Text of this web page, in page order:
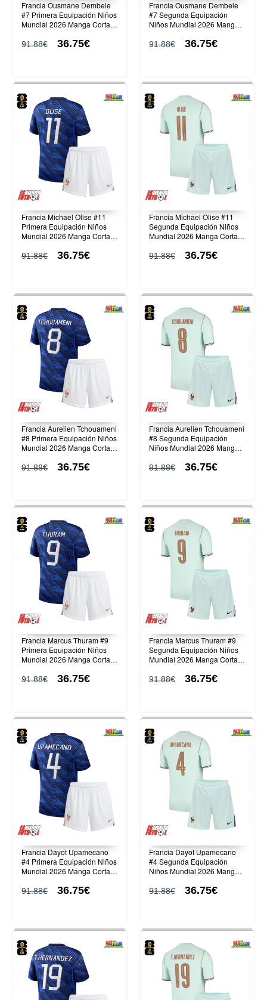
Francia Ousmane Dembele
#7 Primera Equipación Niños
Mundial 2026 Manga Corta
91.88€ 36.75€
Francia Ousmane Dembele
#7 Segunda Equipación
Niños Mundial 2026 Manga
91.88€ 36.75€
Francia Michael Olise #11
Primera Equipación Niños
Mundial 2026 Manga Corta
91.88€ 36.75€
Francia Michael Olise #11
Segunda Equipación Niños
Mundial 2026 Manga Corta
91.88€ 36.75€
Francia Aurelien Tchouameni
#8 Primera Equipación Niños
Mundial 2026 Manga Corta
91.88€ 36.75€
Francia Aurelien Tchouameni
#8 Segunda Equipación
Niños Mundial 2026 Manga
91.88€ 36.75€
Francia Marcus Thuram #9
Primera Equipación Niños
Mundial 2026 Manga Corta
91.88€ 36.75€
Francia Marcus Thuram #9
Segunda Equipación Niños
Mundial 2026 Manga Corta
91.88€ 36.75€
Francia Dayot Upamecano
#4 Primera Equipación Niños
Mundial 2026 Manga Corta
91.88€ 36.75€
Francia Dayot Upamecano
#4 Segunda Equipación
Niños Mundial 2026 Manga
91.88€ 36.75€